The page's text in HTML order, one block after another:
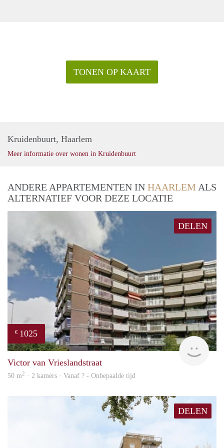
TONEN OP KAART
Kruidenbuurt, Haarlem
Meer informatie over wonen in Kruidenbuurt
ANDERE APPARTEMENTEN IN HAARLEM ALS
ALTERNATIEF VOOR DEZE LOCATIE
DELEN
€ 1025
Victor van Vrieslandstraat
50 m2 · 2 kamers · Vanaf ? - Onbepaalde tijd
DELEN